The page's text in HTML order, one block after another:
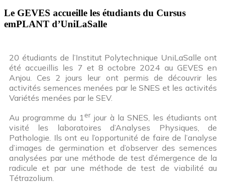
Le GEVES accueille les étudiants du Cursus
emPLANT d’UniLaSalle
20 étudiants de l’Institut Polytechnique UniLaSalle ont
été accueillis les 7 et 8 octobre 2024 au GEVES en
Anjou. Ces 2 jours leur ont permis de découvrir les
activités semences menées par le SNES et les activités
Variétés menées par le SEV.
Au programme du 1er jour à la SNES, les étudiants ont
visité les laboratoires d’Analyses Physiques, de
Pathologie. Ils ont eu l’opportunité de faire de l’analyse
d’images de germination et d’observer des semences
analysées par une méthode de test d’émergence de la
radicule et par une méthode de test de viabilité au
Tétrazolium.